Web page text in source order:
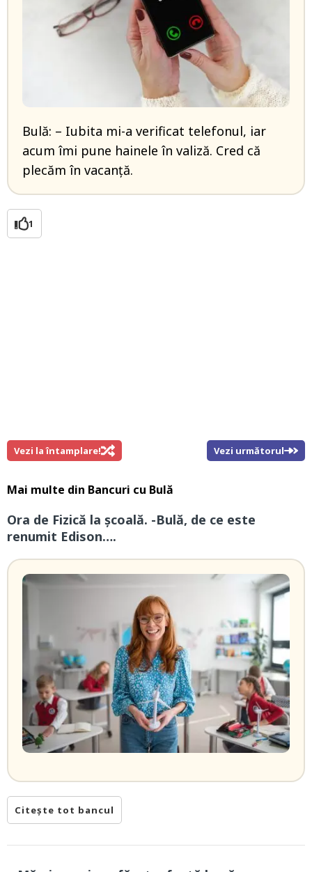
Bulă: – Iubita mi-a verificat telefonul, iar
acum îmi pune hainele în valiză. Cred că
plecăm în vacanță.
1
Vezi la întamplare! Vezi următorul
Mai multe din Bancuri cu Bulă
Ora de Fizică la școală. -Bulă, de ce este
renumit Edison….
Citește tot bancul